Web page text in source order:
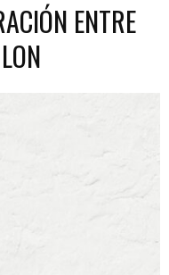
ENTRE